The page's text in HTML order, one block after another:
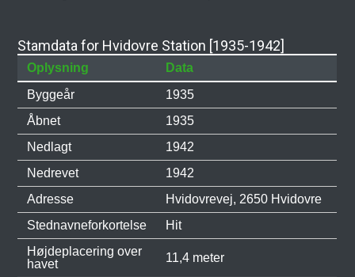
Stamdata for Hvidovre Station [1935-1942]
Oplysning
Data
Byggeår
1935
Åbnet
1935
Nedlagt
1942
Nedrevet
1942
Adresse
Hvidovrevej, 2650 Hvidovre
Stednavneforkortelse
Hit
Højdeplacering over
havet
11,4 meter